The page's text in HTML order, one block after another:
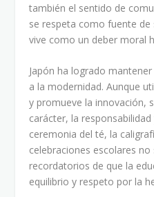
también el sentido de
se respeta como fuente de
vive como un deber moral
Japón ha logrado
a la modernidad. Aunque
y promueve la innovación,
carácter, la
ceremonia del té, la
celebraciones escolares
recordatorios de que la
equilibrio y respeto por la